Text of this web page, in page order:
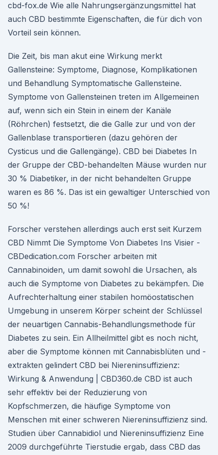
cbd-fox.de Wie alle Nahrungsergänzungsmittel hat
auch CBD bestimmte Eigenschaften, die für dich von
Vorteil sein können.
Die Zeit, bis man akut eine Wirkung merkt
Gallensteine: Symptome, Diagnose, Komplikationen
und Behandlung Symptomatische Gallensteine.
Symptome von Gallensteinen treten im Allgemeinen
auf, wenn sich ein Stein in einem der Kanäle
(Röhrchen) festsetzt, die die Galle zur und von der
Gallenblase transportieren (dazu gehören der
Cysticus und die Gallengänge). CBD bei Diabetes In
der Gruppe der CBD-behandelten Mäuse wurden nur
30 % Diabetiker, in der nicht behandelten Gruppe
waren es 86 %. Das ist ein gewaltiger Unterschied von
50 %!
Forscher verstehen allerdings auch erst seit Kurzem
CBD Nimmt Die Symptome Von Diabetes Ins Visier -
CBDedication.com Forscher arbeiten mit
Cannabinoiden, um damit sowohl die Ursachen, als
auch die Symptome von Diabetes zu bekämpfen. Die
Aufrechterhaltung einer stabilen homöostatischen
Umgebung in unserem Körper scheint der Schlüssel
der neuartigen Cannabis-Behandlungsmethode für
Diabetes zu sein. Ein Allheilmittel gibt es noch nicht,
aber die Symptome können mit Cannabisblüten und -
extrakten gelindert CBD bei Niereninsuffizienz:
Wirkung & Anwendung | CBD360.de CBD ist auch
sehr effektiv bei der Reduzierung von
Kopfschmerzen, die häufige Symptome von
Menschen mit einer schweren Niereninsuffizienz sind.
Studien über Cannabidiol und Niereninsuffizienz Eine
2009 durchgeführte Tierstudie ergab, dass CBD das